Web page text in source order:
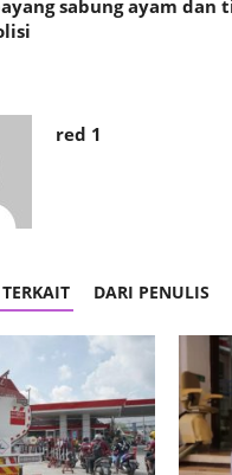
sabung ayam dan
red 1
DARI PENULIS